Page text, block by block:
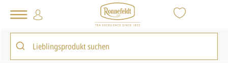
Tee Shop Tea Friday Ingwer-Zitrone auf Grüntee
zurück zur Artikelübersicht